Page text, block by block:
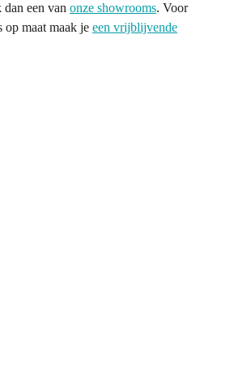
een van onze showrooms. Voor
op maat maak je een vrijblijvende